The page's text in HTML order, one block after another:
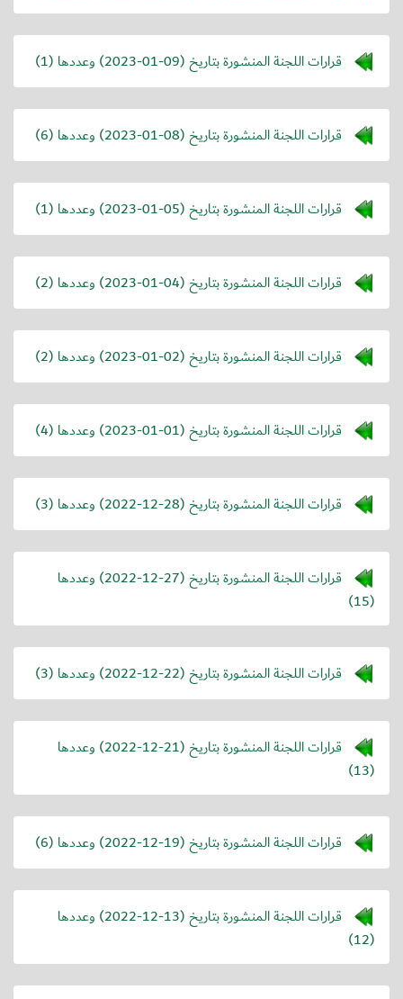
قرارات اللجنة المنشورة بتاريخ (2023-01-09) وعددها (1)
قرارات اللجنة المنشورة بتاريخ (2023-01-08) وعددها (6)
قرارات اللجنة المنشورة بتاريخ (2023-01-05) وعددها (1)
قرارات اللجنة المنشورة بتاريخ (2023-01-04) وعددها (2)
قرارات اللجنة المنشورة بتاريخ (2023-01-02) وعددها (2)
قرارات اللجنة المنشورة بتاريخ (2023-01-01) وعددها (4)
قرارات اللجنة المنشورة بتاريخ (2022-12-28) وعددها (3)
قرارات اللجنة المنشورة بتاريخ (2022-12-27) وعددها
(15)
قرارات اللجنة المنشورة بتاريخ (2022-12-22) وعددها (3)
قرارات اللجنة المنشورة بتاريخ (2022-12-21) وعددها
(13)
قرارات اللجنة المنشورة بتاريخ (2022-12-19) وعددها (6)
قرارات اللجنة المنشورة بتاريخ (2022-12-13) وعددها
(12)